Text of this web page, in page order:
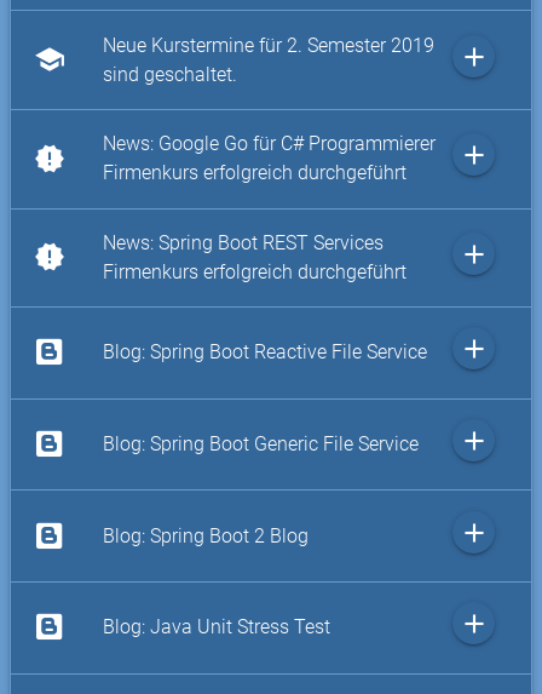
school
Neue Kurstermine für 2. Semester 2019
sind geschaltet.
add
new_releases
News: Google Go für C# Programmierer
Firmenkurs erfolgreich durchgeführt
add
new_releases
News: Spring Boot REST Services
Firmenkurs erfolgreich durchgeführt
add
Blog: Spring Boot Reactive File Service add
Blog: Spring Boot Generic File Service add
Blog: Spring Boot 2 Blog add
Blog: Java Unit Stress Test add